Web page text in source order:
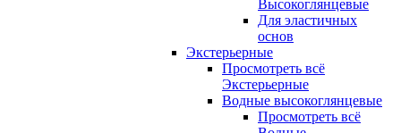
Высокоглянцевые
Для эластичных
основ
Экстерьерные
Просмотреть всё
Экстерьерные
Водные высокоглянцевые
Просмотреть всё